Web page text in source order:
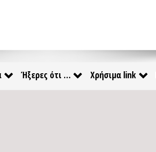
Ήξερες ότι … Χρήσιμα link